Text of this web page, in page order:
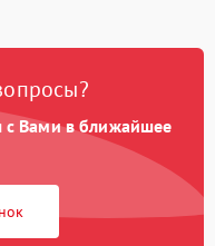
с Вами в ближайшее